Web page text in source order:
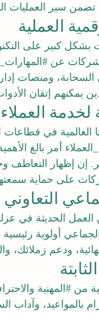
تضمن سير
كبير على
عن
السحابة، ومنصات
يمكنهم إتقان
العالمية في
أمر بالغ
إن إظهار
على حماية سمعتها
العمل الحديثة في
أولوية
ودعم
من #المهنية
بالمواعيد،